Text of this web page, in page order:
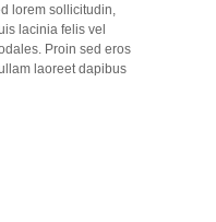
lorem sollicitudin,
lacinia felis vel
Proin sed eros
laoreet dapibus